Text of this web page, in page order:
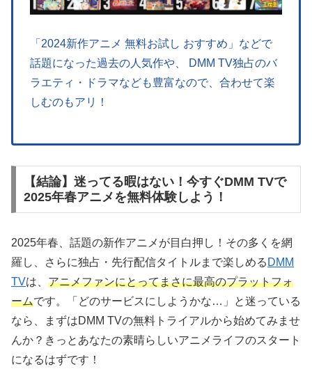
「2024新作アニメ 無料お試し おすすめ」などで
話題になった過去の人気作や、 DMM TV独占のバ
ラエティ・ドラマなども豊富なので、合わせて楽
しむのもアリ！
【結論】迷ってる暇はない！今すぐDMM TVで
2025年春アニメを無料体験しよう！
2025年春、話題の新作アニメが目白押し！その多くを網
羅し、さらに独占・先行配信タイトルまで楽しめる DMM
TVは、 アニメファンにとってまさに最高のプラットフォ
ームです。「どのサービスにしようかな…」と迷っている
なら、まずはDMM TVの無料トライアルから始めてみませ
んか？きっとあなたの素晴らしいアニメライフのスタート
になるはずです！